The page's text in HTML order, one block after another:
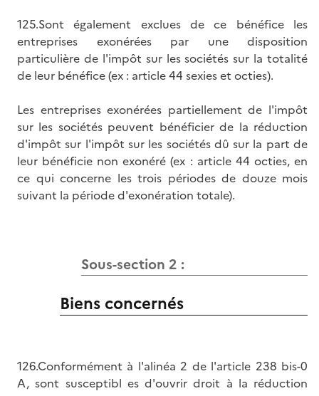
125.Sont également exclues de ce bénéfice les
entreprises exonérées par une disposition
particulière de l'impôt sur les sociétés sur la totalité
de leur bénéfice (ex : article 44 sexies et octies).
Les entreprises exonérées partiellement de l'impôt
sur les sociétés peuvent bénéficier de la réduction
d'impôt sur l'impôt sur les sociétés dû sur la part de
leur bénéficie non exonéré (ex : article 44 octies, en
ce qui concerne les trois périodes de douze mois
suivant la période d'exonération totale).
Sous-section 2 :
Biens concernés
126.Conformément à l'alinéa 2 de l'article 238 bis-0
A, sont susceptibl es d'ouvrir droit à la réduction